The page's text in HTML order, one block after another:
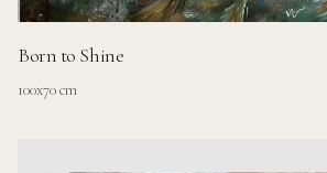
Born to Shine
100x70 cm